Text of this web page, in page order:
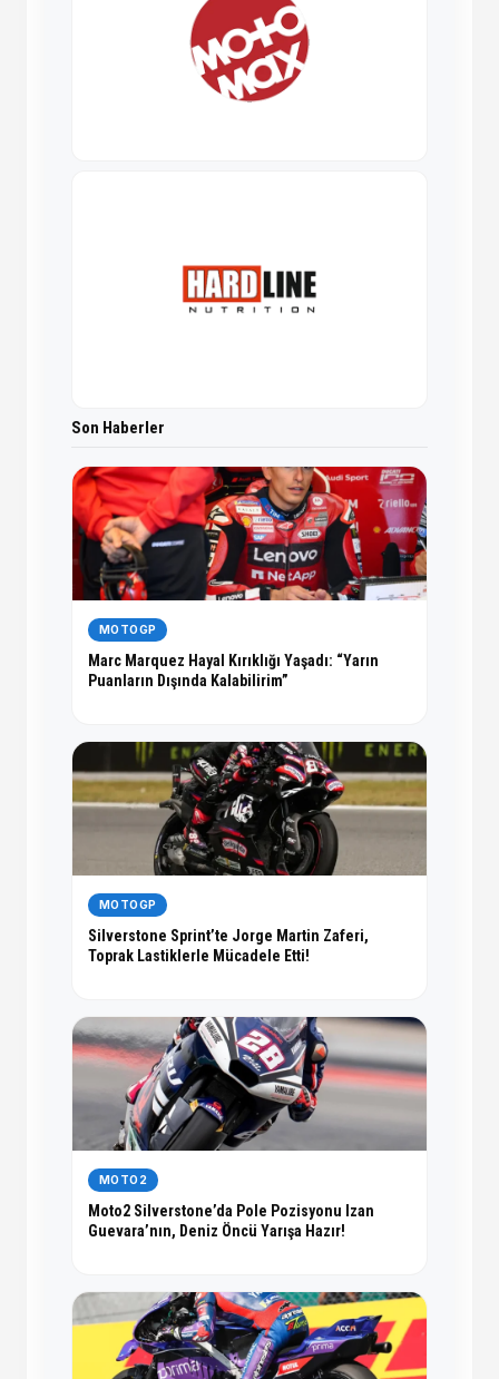
Son Haberler
MOTOGP
Marc Marquez Hayal Kırıklığı Yaşadı: “Yarın
Puanların Dışında Kalabilirim”
MOTOGP
Silverstone Sprint’te Jorge Martin Zaferi,
Toprak Lastiklerle Mücadele Etti!
MOTO2
Moto2 Silverstone’da Pole Pozisyonu Izan
Guevara’nın, Deniz Öncü Yarışa Hazır!